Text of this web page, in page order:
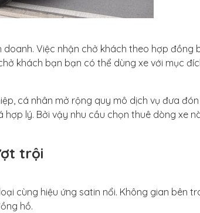
Việc nhận chở khách theo hợp đồng
khách bạn bạn có thể dùng xe với mục
cá nhân mở rộng quy mô dịch vụ đưa đón
hợp lý. Bởi vậy nhu cầu chọn thuê dòng xe
trội
cùng hiệu ứng satin nổi. Không gian bên
hồ.